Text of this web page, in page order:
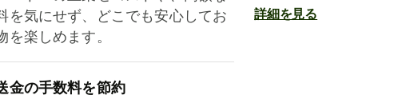
を気にせず、どこでも安心してお
を楽しめます。
金の手数料を節約
詳細を見る